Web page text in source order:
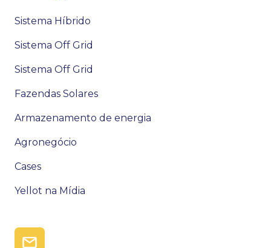
Sistema Híbrido
Sistema Off Grid
Sistema Off Grid
Fazendas Solares
Armazenamento de energia
Agronegócio
Cases
Yellot na Mídia